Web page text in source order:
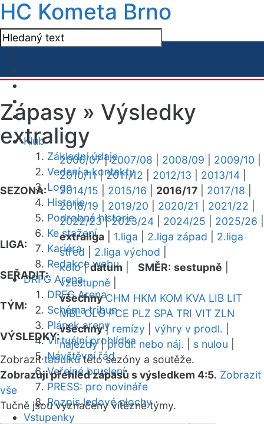
HC Kometa Brno
Klub
Základní údaje
Vedení a kontakty
Logo
Historie
Podrobná historie
Ke stažení
Kariéra
Redakce webu
DRFG Arena
DRFG Arena
Schéma tribun
Plánek areny
Virtuální prohlídka
Návštěvní řád
Veřejné bruslení
PRESS: pro novináře
Rozpis ledové plochy
Vstupenky
Zápasy » Výsledky
extraligy
SEZONA:
2006/07|2007/08 2008/09 2009/10
2010/11|2011/12 2012/13 2013/14
2014/15
2015/16 2016/17 2017/18
2018/19
2019/20 2020/21 2021/22
2022/23|2023/24 2024/25 2025/26
LIGA:
extraliga 1.liga 2.liga západ
2.liga
střed
2.liga východ
SEŘADIT:
kolo|datum SMĚR: sestupně
vzestupně
TÝM:
všechny CHM HKM KOM KVA LIB LIT
MBL OLO PCE PLZ SPA TRI VIT ZLN
VÝSLEDKY:
všechny| remízy výhry v prodl.
nájezdy|prodl. nebo náj. s nulou
Zobrazittabulkutéto sezóny a soutěže.
Zobrazuji přehled zápasů s výsledkem 4:5. Zobrazit
vše
Tučně jsou vyznačeny vítězné týmy.